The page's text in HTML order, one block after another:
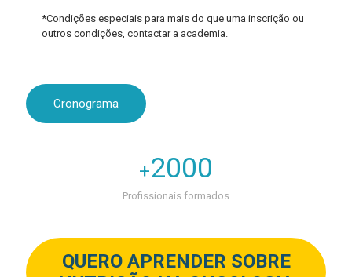
*Condições especiais para mais do que uma inscrição ou
outros condições, contactar a academia.
Cronograma
+2000
Profissionais formados
QUERO APRENDER SOBRE